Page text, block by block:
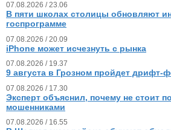
07.08.2026 / 23.06
В пяти школах столицы обновляют
госпрограмме
07.08.2026 / 20.09
iPhone может исчезнуть с рынка
07.08.2026 / 19.37
9 августа в Грозном пройдет дрифт-
07.08.2026 / 17.30
Эксперт объяснил, почему не стоит
мошенниками
07.08.2026 / 16.55